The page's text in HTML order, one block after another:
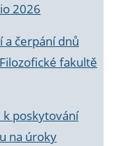
2026
a čerpání dnů
fakultě
k poskytování
na úroky